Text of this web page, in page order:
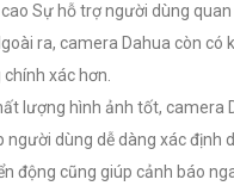
Sự hỗ trợ người dùng
ra, camera Dahua còn
xác hơn.
lượng hình ảnh tốt,
người dùng dễ dàng xác
động cũng giúp cảnh báo